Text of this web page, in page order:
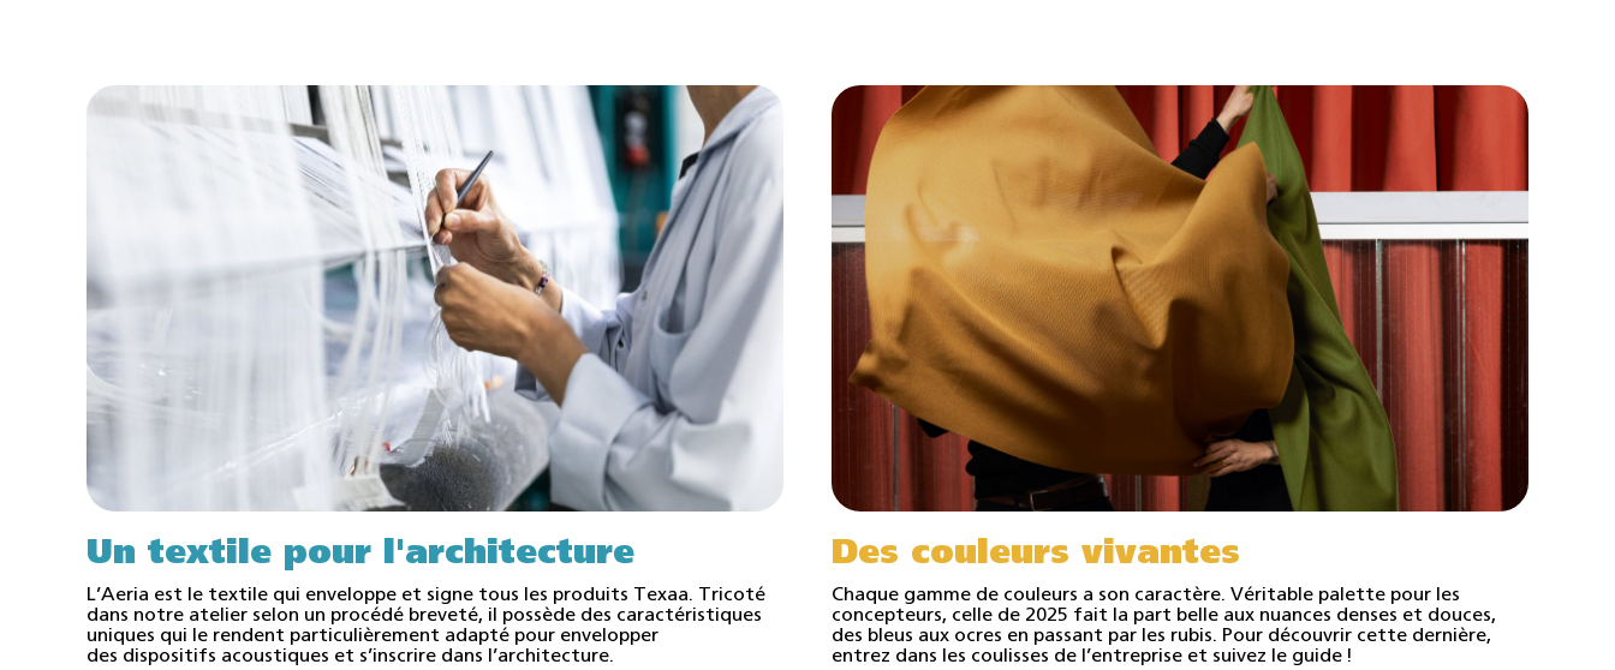
Un textile pour l'architecture
L’Aeria est le textile qui enveloppe et signe tous les produits Texaa. Tricoté
dans notre atelier selon un procédé breveté, il possède des caractéristiques
uniques qui le rendent particulièrement adapté pour envelopper
des dispositifs acoustiques et s’inscrire dans l’architecture.
Des couleurs vivantes
Chaque gamme de couleurs a son caractère. Véritable palette pour les
concepteurs, celle de 2025 fait la part belle aux nuances denses et douces,
des bleus aux ocres en passant par les rubis. Pour découvrir cette dernière,
entrez dans les coulisses de l’entreprise et suivez le guide !